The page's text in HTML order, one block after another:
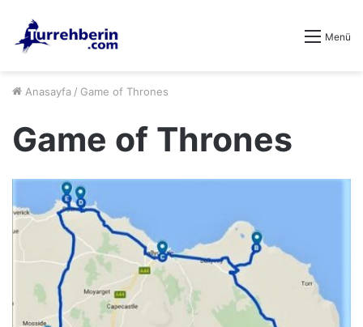
Menü
Anasayfa / Game of Thrones
Game of Thrones